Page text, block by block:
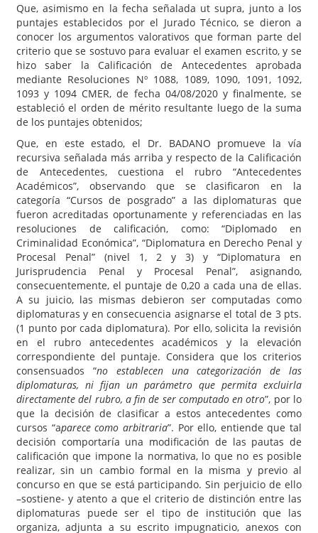
Que, asimismo en la fecha señalada ut supra, junto a los
puntajes establecidos por el Jurado Técnico, se dieron a
conocer los argumentos valorativos que forman parte del
criterio que se sostuvo para evaluar el examen escrito, y se
hizo saber la Calificación de Antecedentes aprobada
mediante Resoluciones Nº 1088, 1089, 1090, 1091, 1092,
1093 y 1094 CMER, de fecha 04/08/2020 y finalmente, se
estableció el orden de mérito resultante luego de la suma
de los puntajes obtenidos;
Que, en este estado, el Dr. BADANO promueve la vía
recursiva señalada más arriba y respecto de la Calificación
de Antecedentes, cuestiona el rubro “Antecedentes
Académicos”, observando que se clasificaron en la
categoría “Cursos de posgrado” a las diplomaturas que
fueron acreditadas oportunamente y referenciadas en las
resoluciones de calificación, como: “Diplomado en
Criminalidad Económica”, “Diplomatura en Derecho Penal y
Procesal Penal” (nivel 1, 2 y 3) y “Diplomatura en
Jurisprudencia Penal y Procesal Penal”, asignando,
consecuentemente, el puntaje de 0,20 a cada una de ellas.
A su juicio, las mismas debieron ser computadas como
diplomaturas y en consecuencia asignarse el total de 3 pts.
(1 punto por cada diplomatura). Por ello, solicita la revisión
en el rubro antecedentes académicos y la elevación
correspondiente del puntaje. Considera que los criterios
consensuados “no establecen una categorización de las
diplomaturas, ni fijan un parámetro que permita excluirla
directamente del rubro, a fin de ser computado en otro”, por lo
que la decisión de clasificar a estos antecedentes como
cursos “aparece como arbitraria”. Por ello, entiende que tal
decisión comportaría una modificación de las pautas de
calificación que impone la normativa, lo que no es posible
realizar, sin un cambio formal en la misma y previo al
concurso en que se está participando. Sin perjuicio de ello
–sostiene- y atento a que el criterio de distinción entre las
diplomaturas puede ser el tipo de institución que las
organiza, adjunta a su escrito impugnaticio, anexos con